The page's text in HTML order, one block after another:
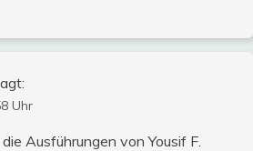
Uhr
Ausführungen von Yousif F.